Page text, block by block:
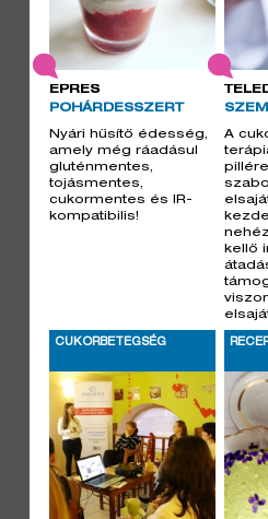
EPRES
POHÁRDESSZERT
Nyári hűsítő édesség,
amely még ráadásul
gluténmentes,
tojásmentes,
cukormentes és IR-
kompatibilis!
A
kellő
nagy
CUKORBETEGSÉG